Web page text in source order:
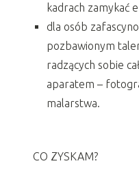
kadrach zamykać
dla osób
pozbawionym
radzących sobie
aparatem –
malarstwa.
CO ZYSKAM?